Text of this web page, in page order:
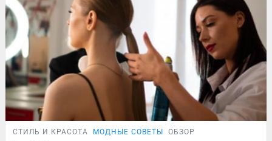
СТИЛЬ И КРАСОТА МОДНЫЕ СОВЕТЫ ОБЗОР